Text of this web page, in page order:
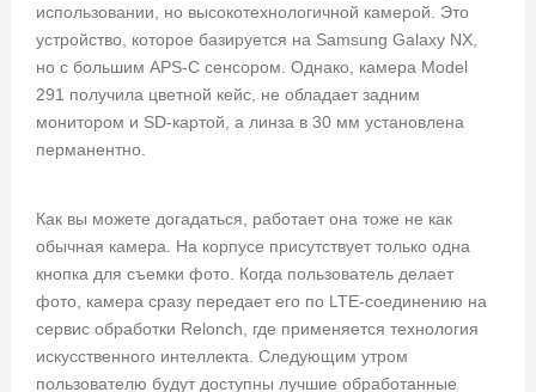
использовании, но высокотехнологичной камерой. Это
устройство, которое базируется на Samsung Galaxy NX,
но с большим APS-C сенсором. Однако, камера Model
291 получила цветной кейс, не обладает задним
монитором и SD-картой, а линза в 30 мм установлена
перманентно.
Как вы можете догадаться, работает она тоже не как
обычная камера. На корпусе присутствует только одна
кнопка для съемки фото. Когда пользователь делает
фото, камера сразу передает его по LTE-соединению на
сервис обработки Relonch, где применяется технология
искусственного интеллекта. Следующим утром
пользователю будут доступны лучшие обработанные